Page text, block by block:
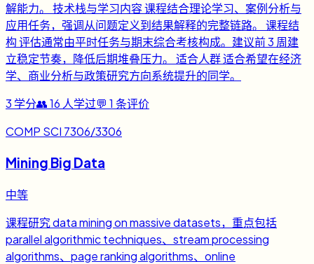
解能力。 技术栈与学习内容 课程结合理论学习、案例分析与
应用任务，强调从问题定义到结果解释的完整链路。 课程结
构 评估通常由平时任务与期末综合考核构成。建议前 3 周建
立稳定节奏，降低后期堆叠压力。 适合人群 适合希望在经济
学、商业分析与政策研究方向系统提升的同学。
3 学分👥16 人学过💬 1 条评价
COMP SCI 7306/3306
Mining Big Data
中等
课程研究 data mining on massive datasets，重点包括
parallel algorithmic techniques、stream processing
algorithms、page ranking algorithms、online